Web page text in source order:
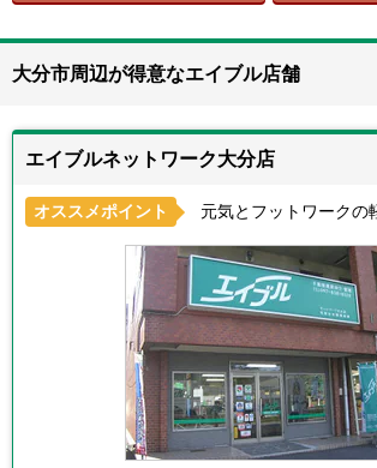
大分市周辺が得意なエイブル店舗
エイブルネットワーク大分店
オススメポイント 元気とフットワークの